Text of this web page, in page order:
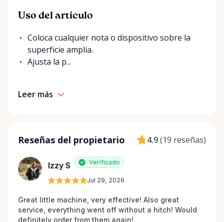
Uso del artículo
Coloca cualquier nota o dispositivo sobre la
superficie amplia.
Ajusta la p...
Leer más
Reseñas del propietario 4.9(19 reseñas)
Izzy S Verificado
Jul 29, 2026
Great little machine, very effective! Also great
service, everything went off without a hitch! Would
definitely order from them again!